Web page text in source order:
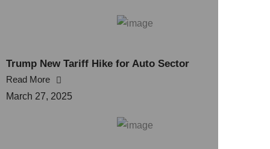
Trump New Tariff Hike for Auto Sector
Read More
March 27, 2025